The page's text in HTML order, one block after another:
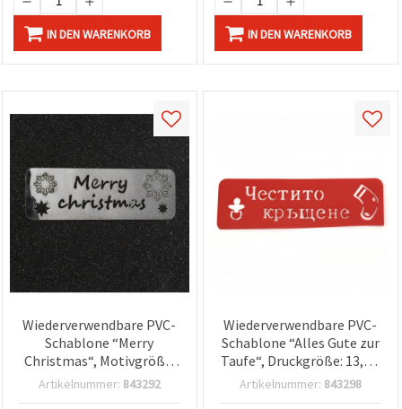
IN DEN WARENKORB IN DEN WARENKORB
Wiederverwendbare PVC-
Schablone “Merry
Christmas“, Motivgröße:
14 x 4 cm
Artikelnummer: 843292
Wiederverwendbare PVC-
Schablone “Alles Gute zur
Taufe“, Druckgröße: 13,6 x
3,5 cm
Artikelnummer: 843298